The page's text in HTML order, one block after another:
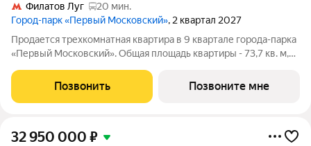
Филатов Луг
20 мин.
Город-парк «Первый Московский», 2 квартал 2027
Продается трехкомнатная квартира в 9 квартале города-парка
«Первый Московский». Общая площадь квартиры - 73,7 кв. м,
монолитный. ТОЛЬКО ДО 31 АВГУСТА выгодные условия на
приобретение квартиры
Позвонить Позвоните мне
32 950 000 ₽